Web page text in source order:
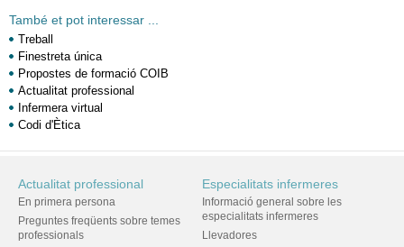
També et pot interessar ...
Treball
Finestreta única
Propostes de formació COIB
Actualitat professional
Infermera virtual
Codi d'Ètica
Actualitat professional
En primera persona
Preguntes freqüents sobre temes
professionals
Especialitats infermeres
Informació general sobre les
especialitats infermeres
Llevadores